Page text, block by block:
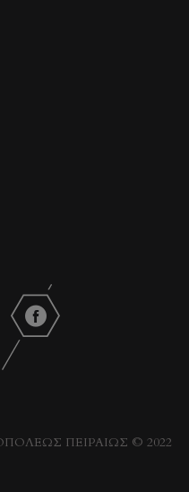
ΠΕΙΡΑΙΩΣ © 2022